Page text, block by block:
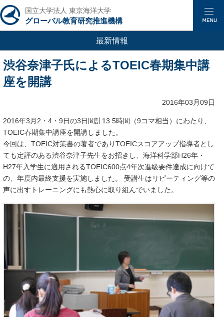
国立大学法人 東京海洋大学
グローバル教育研究推進機構
最新情報
渋谷奈津子氏によるTOEIC春期集中講
座を開講
2016年03月09日
2016年3月2・4・9日の3日間計13.5時間（9コマ相当）にわたり、
TOEIC春期集中講座を開講しました。
今回は、TOEIC対策書の著者でありTOEICスコアアップ指導者とし
ても定評のある渋谷奈津子先生をお招きし、海洋科学部H26年・
H27年入学生に適用されるTOEIC600点4年次進級要件達成に向けて
の、年度内最終支援を実施しました。 受講生はリピーティング等の
声に出すトレーニングにも熱心に取り組んでいました。